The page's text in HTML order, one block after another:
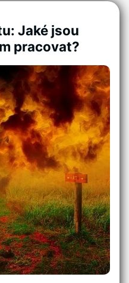
Jaké jsou
pracovat?